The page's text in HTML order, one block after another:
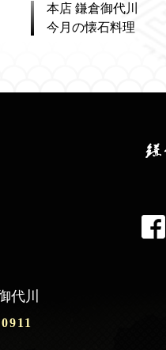
本店 鎌倉御代川
今月の懐石料理
代川